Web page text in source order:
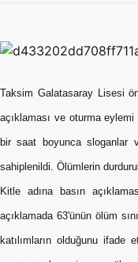
Taksim Galatasaray Lisesi
açıklaması ve oturma
bir saat boyunca sloganlar
sahiplenildi. Ölümlerin
Kitle adına basın
açıklamada 63'ünün ölüm
katılımların olduğunu